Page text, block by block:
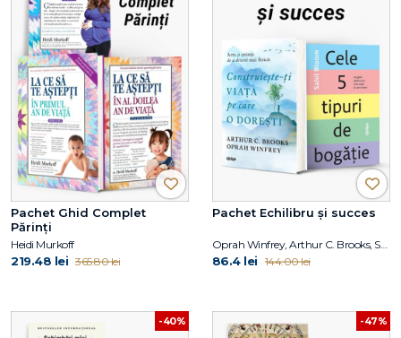
Pachet Ghid Complet
Părinți
Heidi Murkoff
219.48 lei 365.80 lei
Pachet Echilibru și succes
Oprah Winfrey, Arthur C. Brooks, Sahil Bloom
86.4 lei 144.00 lei
-40% -47%